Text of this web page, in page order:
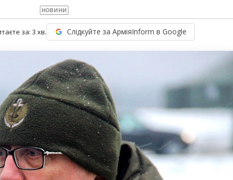
НОВИНИ
за: 3 хв. Слідкуйте за АрміяInform в Google